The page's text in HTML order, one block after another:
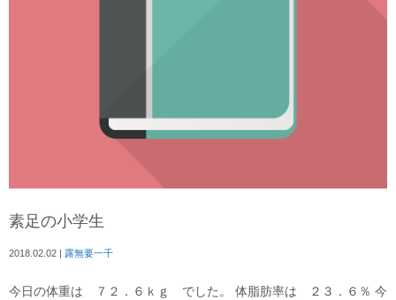
素足の小学生
2018.02.02 | 露無要一千
今日の体重は ７２．６ｋｇ でした。 体脂肪率は ２３．６％ 今